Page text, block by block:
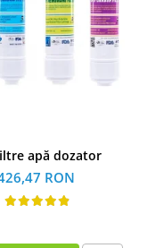
Set filtre apă dozator
RON